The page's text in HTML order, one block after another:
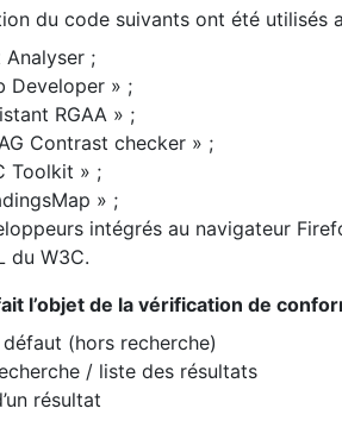
du code suivants ont été utilisés
;
Developer » ;
RGAA » ;
Contrast checker » ;
Toolkit » ;
» ;
intégrés au navigateur
du W3C.
l’objet de la vérification de
défaut (hors recherche)
/ liste des résultats
résultat